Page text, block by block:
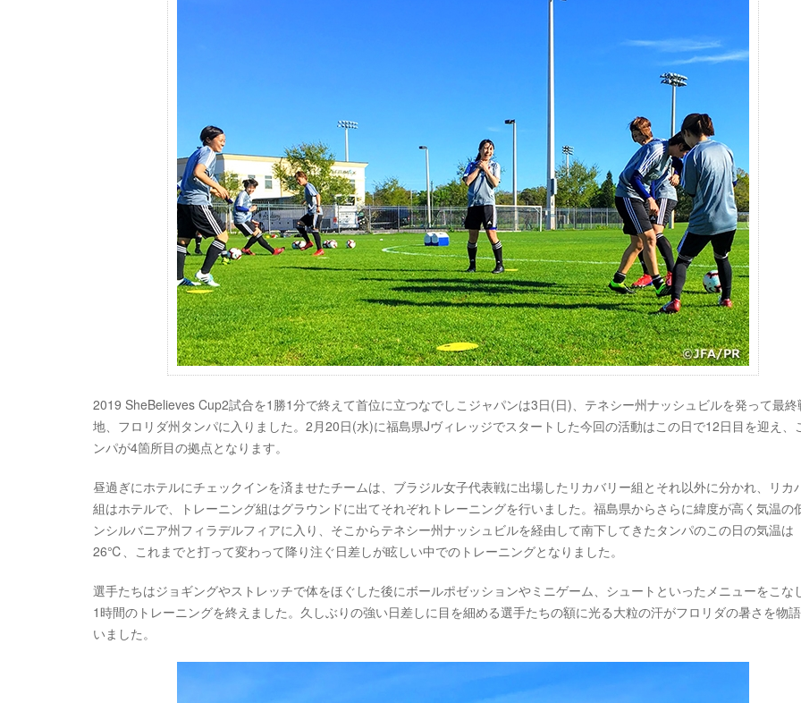
2019 SheBelieves Cup2試合を1勝1分で終えて首位に立つなでしこジャパンは3日(日)、テネシー州ナッシュビルを発って最終
地、フロリダ州タンパに入りました。2月20日(水)に福島県Jヴィレッジでスタートした今回の活動はこの日で12日目を迎え、
ンパが4箇所目の拠点となります。
昼過ぎにホテルにチェックインを済ませたチームは、ブラジル女子代表戦に出場したリカバリー組とそれ以外に分かれ、リカ
組はホテルで、トレーニング組はグラウンドに出てそれぞれトレーニングを行いました。福島県からさらに緯度が高く気温の
ンシルバニア州フィラデルフィアに入り、そこからテネシー州ナッシュビルを経由して南下してきたタンパのこの日の気温は
26℃、これまでと打って変わって降り注ぐ日差しが眩しい中でのトレーニングとなりました。
選手たちはジョギングやストレッチで体をほぐした後にボールポゼッションやミニゲーム、シュートといったメニューをこな
1時間のトレーニングを終えました。久しぶりの強い日差しに目を細める選手たちの額に光る大粒の汗がフロリダの暑さを物
いました。